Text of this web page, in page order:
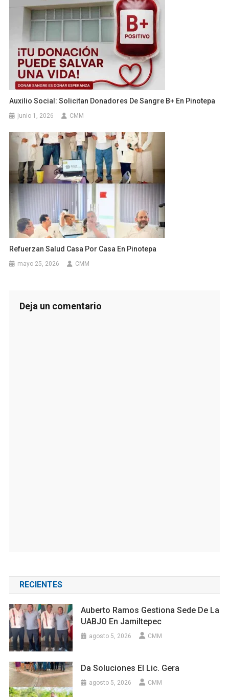
Auxilio Social: Solicitan Donadores De Sangre B+ En Pinotepa
junio 1, 2026 CMM
Refuerzan Salud Casa Por Casa En Pinotepa
mayo 25, 2026 CMM
Deja un comentario
RECIENTES
Auberto Ramos Gestiona Sede De La
UABJO En Jamiltepec
agosto 5, 2026 CMM
Da Soluciones El Lic. Gera
agosto 5, 2026 CMM